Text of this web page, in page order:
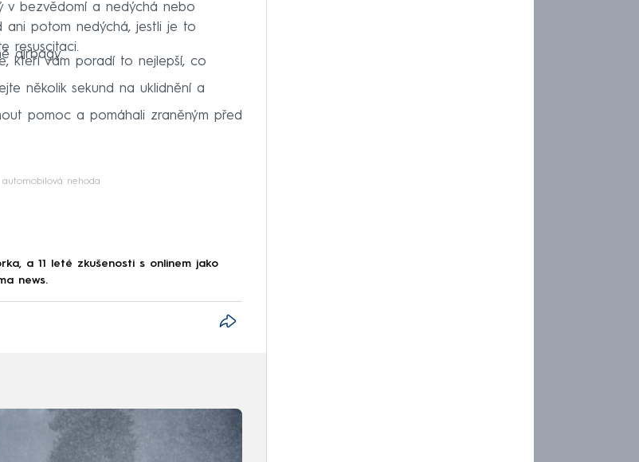
v bezvědomí a nedýchá nebo
ani potom nedýchá, jestli je to
resuscitaci.
airbagy.
kteří vám poradí to nejlepší, co
několik sekund na uklidnění a
pomoc a pomáhali zraněným před
automobilová nehoda
a 11 leté zkušenosti s onlinem jako
news.